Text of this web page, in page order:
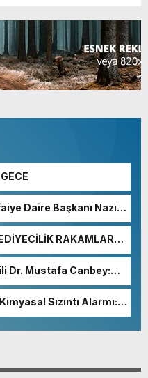
Daire Başkanı Nazım
RAKAMLARA
Dr. Mustafa Canbey:
ve şeffaf toplumun
Sızıntı Alarmı:
Boşaltıldı